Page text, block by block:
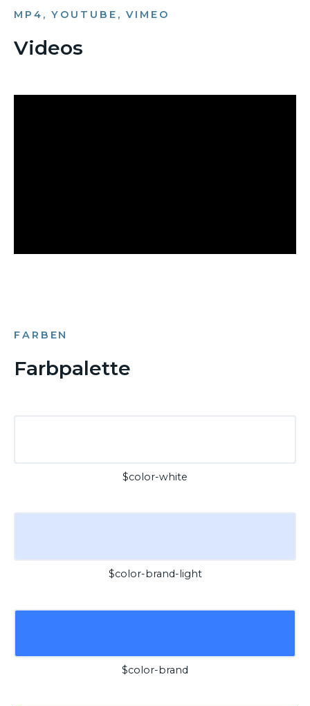
MP4, YOUTUBE, VIMEO
Videos
FARBEN
Farbpalette
$color-white
$color-brand-light
$color-brand